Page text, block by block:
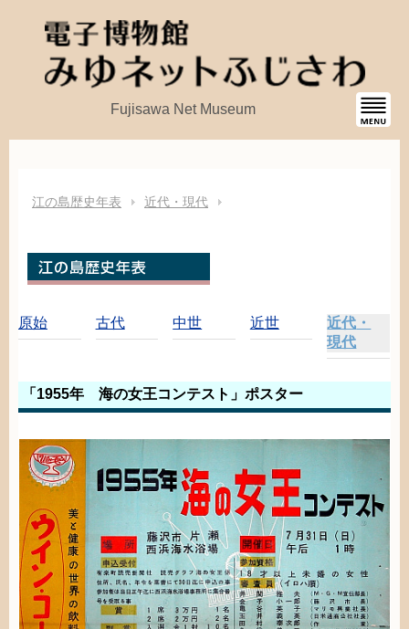
Fujisawa Net Museum
江の島歴史年表 近代 ・ 現代
原始 古代 中世 近世 近代 ・
現代
「1955年 海の女王コンテスト」ポスター